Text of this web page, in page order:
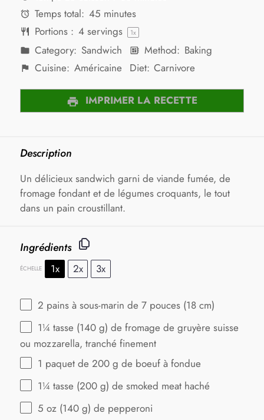
Temps total: 45 minutes
Portions : 4servings 1x
Category: Sandwich Method: Baking
Cuisine: Américaine Diet: Carnivore
IMPRIMER LA RECETTE
Description
Un délicieux sandwich garni de viande fumée, de
fromage fondant et de légumes croquants, le tout
dans un pain croustillant.
Ingrédients
ÉCHELLE 1x 2x 3x
2 pains à sous-marin de 7 pouces (18 cm)
1¼ tasse (140 g) de fromage de gruyère suisse
ou mozzarella, tranché finement
1 paquet de 200 g de boeuf à fondue
1¼ tasse (200 g) de smoked meat haché
5 oz (140 g) de pepperoni